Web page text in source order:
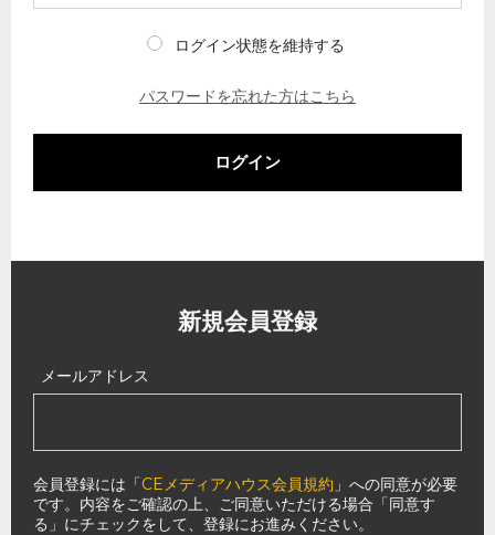
ログイン状態を維持する
パスワードを忘れた方はこちら
ログイン
新規会員登録
メールアドレス
会員登録には「CEメディアハウス会員規約 」への同意が必要
です。内容をご確認の上、ご同意いただける場合「同意す
る」にチェックをして、登録にお進みください。